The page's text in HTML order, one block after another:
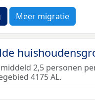
Meer migratie
2,5 personen
4175 AL.